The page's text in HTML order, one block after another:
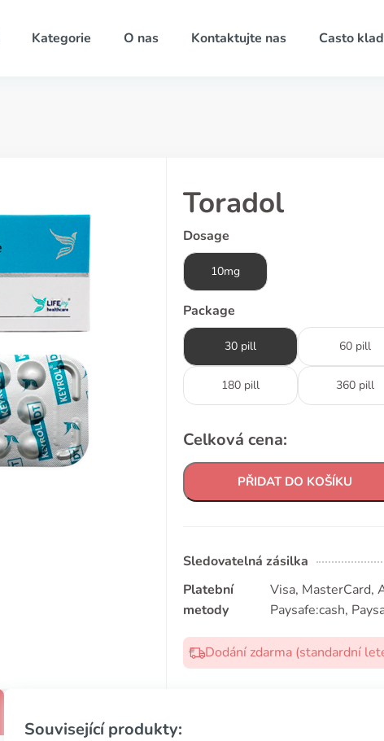
Kategorie O nas Kontaktujte nas Casto
Toradol
Dosage
10mg
Package
30 pill 60 pill
180 pill 360 pill
Celková cena:
PŘIDAT DO KOŠÍKU
Sledovatelná zásilka
Platební
metody
Visa, MasterCard,
Paysafe:cash,
Dodání zdarma (standardní
Související produkty: